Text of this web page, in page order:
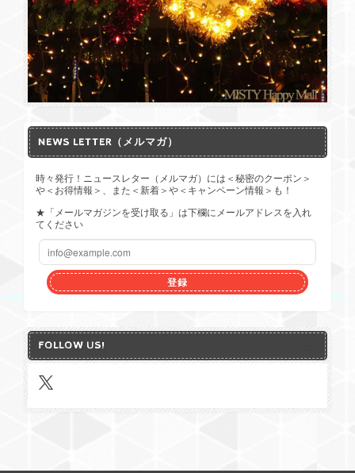
NEWS LETTER（メルマガ）
時々発行！ニュースレター（メルマガ）には＜秘密のクーポン＞
や＜お得情報＞、また＜新着＞や＜キャンペーン情報＞も！
★「メールマガジンを受け取る」は下欄にメールアドレスを入れ
てください
登録
FOLLOW US!